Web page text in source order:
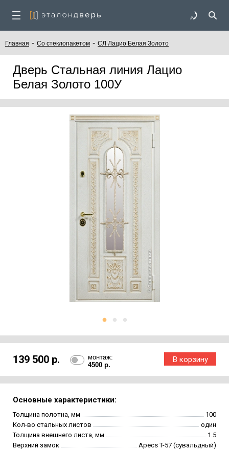
Главная - Со стеклопакетом - СЛ Лацио Белая Золото
Дверь Стальная линия Лацио
Белая Золото 100У
139 500 р.
монтаж:
4500 р.
Основные характеристики:
Толщина полотна, мм
100
Кол-во стальных листов
один
Толщина внешнего листа, мм
1.5
Верхний замок
Apecs T-57 (сувальдный)